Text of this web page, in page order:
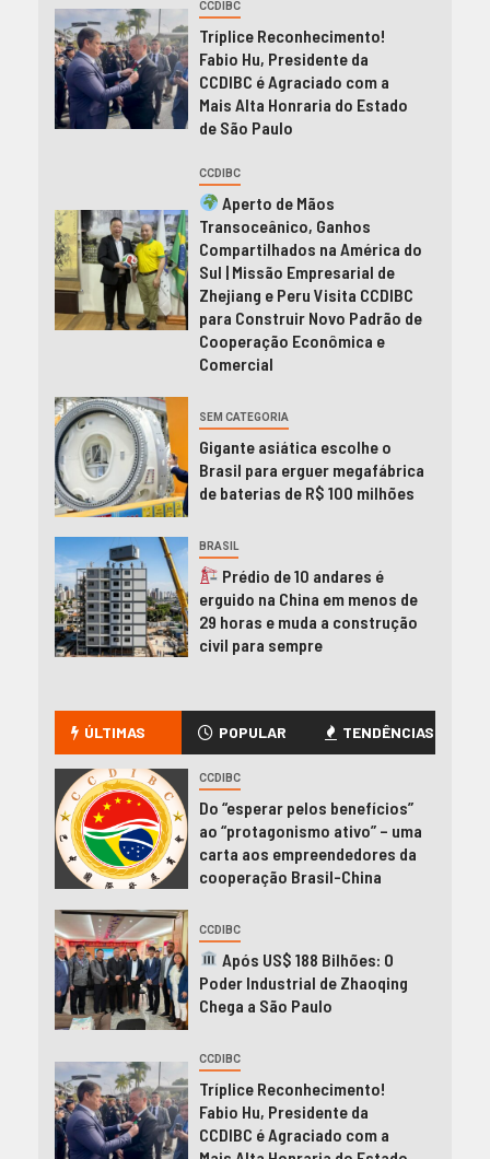
CCDIBC
Tríplice Reconhecimento!
Fabio Hu, Presidente da
CCDIBC é Agraciado com a
Mais Alta Honraria do Estado
de São Paulo
CCDIBC
Aperto de Mãos
Transoceânico, Ganhos
Compartilhados na América do
Sul | Missão Empresarial de
Zhejiang e Peru Visita CCDIBC
para Construir Novo Padrão de
Cooperação Econômica e
Comercial
SEM CATEGORIA
Gigante asiática escolhe o
Brasil para erguer megafábrica
de baterias de R$ 100 milhões
BRASIL
Prédio de 10 andares é
erguido na China em menos de
29 horas e muda a construção
civil para sempre
ÚLTIMAS POPULAR TENDÊNCIAS
CCDIBC
Do “esperar pelos benefícios”
ao “protagonismo ativo” – uma
carta aos empreendedores da
cooperação Brasil-China
CCDIBC
Após US$ 188 Bilhões: O
Poder Industrial de Zhaoqing
Chega a São Paulo
CCDIBC
Tríplice Reconhecimento!
Fabio Hu, Presidente da
CCDIBC é Agraciado com a